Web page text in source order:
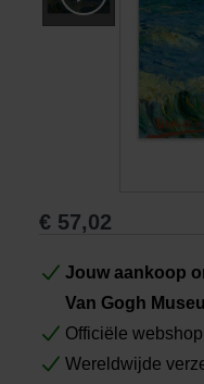
€ 57,02
Jouw aankoop
Van Gogh
Officiële
Wereldwijde